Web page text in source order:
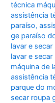
técnica
assistência
paraíso,
ge paraíso
lavar e
lavar e
máquina de
assistência
parque do
secar roupa